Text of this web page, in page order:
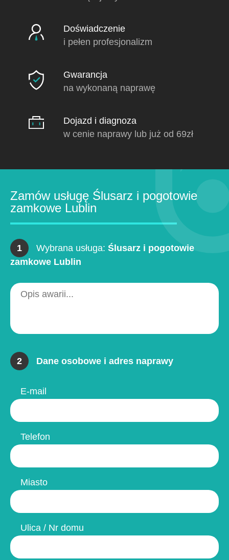
Doświadczenie
i pełen profesjonalizm
Gwarancja
na wykonaną naprawę
Dojazd i diagnoza
w cenie naprawy lub już od 69zł
Zamów usługę Ślusarz i pogotowie
zamkowe Lublin
1 Wybrana usługa: Ślusarz i pogotowie
zamkowe Lublin
2 Dane osobowe i adres naprawy
E-mail
Telefon
Miasto
Ulica / Nr domu